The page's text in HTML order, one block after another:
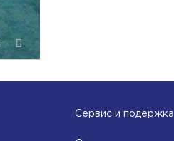
Сервис и подержка